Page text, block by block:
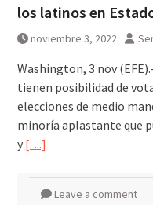
los latinos en
noviembre 3, 2022
Washington, 3 nov
tienen posibilidad de
elecciones de medio
minoría aplastante que
y […]
Leave a comment